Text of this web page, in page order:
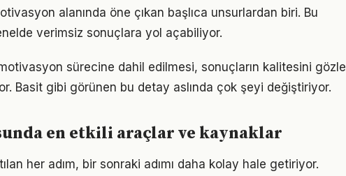
alanında öne çıkan başlıca unsurlardan biri. Bu
verimsiz sonuçlara yol açabiliyor.
sürecine dahil edilmesi, sonuçların kalitesini gözle
Basit gibi görünen bu detay aslında çok şeyi değiştiriyor.
en etkili araçlar ve kaynaklar
her adım, bir sonraki adımı daha kolay hale getiriyor.